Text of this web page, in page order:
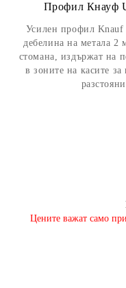
Профил Кнауф
Усилен профил
дебелина на метала 2
стомана, издържат на
в зоните на касите
​Цените важат само